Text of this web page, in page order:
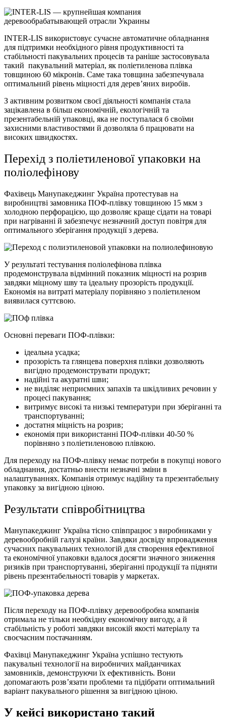
INTER-LIS використовує сучасне автоматичне обладнання
для підтримки необхідного рівня продуктивності та
стабільності пакувальних процесів та раніше застосовувала
такий пакувальний матеріал, як поліетиленова плівка
товщиною 60 мікронів. Саме така товщина забезпечувала
оптимальний рівень міцності для дерев’яних виробів.
З активним розвитком своєї діяльності компанія стала
зацікавлена ​​в більш економічній, екологічній та
презентабельній упаковці, яка не поступалася б своїми
захисними властивостями й дозволяла б працювати на
високих швидкостях.
Перехід з поліетиленової упаковки на
поліолефінову
Фахівець Манупакеджинг Україна протестував на
виробництві замовника ПОФ-плівку товщиною 15 мкм з
холодною перфорацією, що дозволяє краще сідати на товарі
при нагріванні й забезпечує незначний доступ повітря для
оптимального зберігання продукції з дерева.
У результаті тестування поліолефінова плівка
продемонструвала відмінний показник міцності на розрив
завдяки міцному шву та ідеальну прозорість продукції.
Економія на витраті матеріалу порівняно з поліетиленом
виявилася суттєвою.
Основні переваги ПОФ-плівки:
ідеальна усадка;
прозорість та глянцева поверхня плівки дозволяють
вигідно продемонструвати продукт;
надійні та акуратні шви;
не виділяє неприємних запахів та шкідливих речовин у
процесі пакування;
витримує високі та низькі температури при зберіганні та
транспортуванні;
достатня міцність на розрив;
економія при використанні ПОФ-плівки 40-50 %
порівняно з поліетиленовою плівкою.
Для переходу на ПОФ-плівку немає потреби в покупці нового
обладнання, достатньо внести незначні зміни в
налаштуваннях. Компанія отримує надійну та презентабельну
упаковку за вигідною ціною.
Результати співробітництва
Манупакеджинг Україна тісно співпрацює з виробниками у
деревообробній галузі країни. Завдяки досвіду впровадження
сучасних пакувальних технологій для створення ефективної
та економічної упаковки вдалося досягти значного зниження
ризиків при транспортуванні, зберіганні продукції та підняти
рівень презентабельності товарів у маркетах.
Після переходу на ПОФ-плівку деревообробна компанія
отримала не тільки необхідну економічну вигоду, а й
стабільність у роботі завдяки високій якості матеріалу та
своєчасним постачанням.
Фахівці Манупакеджинг Україна успішно тестують
пакувальні технології на виробничих майданчиках
замовників, демонструючи їх ефективність. Вони
допомагають розв’язати проблеми та підібрати оптимальний
варіант пакувального рішення за вигідною ціною.
У кейсі використано такий